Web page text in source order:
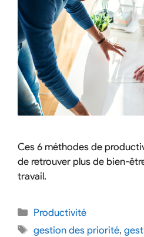
Ces 6 méthodes de
de retrouver plus de bien-
travail.
Productivité
gestion des priorité,